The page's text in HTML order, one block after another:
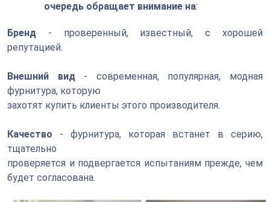
очередь обращает внимание на:
Бренд - проверенный, известный, с хорошей
репутацией.
Внешний вид- современная, популярная, модная
фурнитура, которую
захотят купить клиенты этого производителя.
Качество - фурнитура, которая встанет в серию,
тщательно
проверяется и подвергается испытаниям прежде, чем
будет согласована.